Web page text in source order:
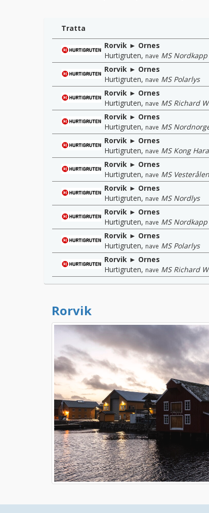
Tratta
Rorvik ► Ornes
Hurtigruten, nave MS Nordkapp
Rorvik ► Ornes
Hurtigruten, nave MS Polarlys
Rorvik ► Ornes
Hurtigruten, nave MS Richard
Rorvik ► Ornes
Hurtigruten, nave MS
Rorvik ► Ornes
Hurtigruten, nave MS Kong
Rorvik ► Ornes
Hurtigruten, nave MS Vesterålen
Rorvik ► Ornes
Hurtigruten, nave MS Nordlys
Rorvik ► Ornes
Hurtigruten, nave MS Nordkapp
Rorvik ► Ornes
Hurtigruten, nave MS Polarlys
Rorvik ► Ornes
Hurtigruten, nave MS Richard
Rorvik